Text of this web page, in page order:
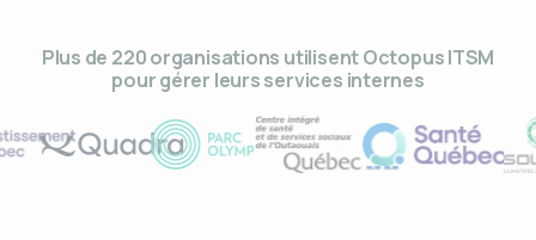
Plus de 220 organisations utilisent Octopus ITSM
pour gérer leurs services internes